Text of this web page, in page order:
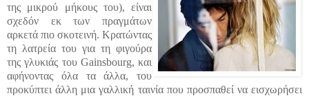
της μικρού μήκους του), είναι
σχεδόν εκ των πραγμάτων
αρκετά πιο σκοτεινή. Κρατώντας
τη λατρεία του για τη φιγούρα
της γλυκιάς του Gainsbourg, και
αφήνοντας όλα τα άλλα, του
προκύπτει άλλη μια γαλλική ταινία που προσπαθεί να εισχωρήσει